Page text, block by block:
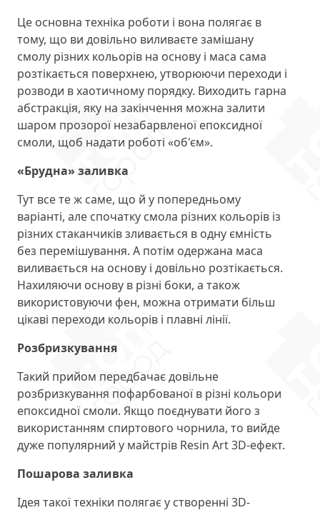
Це основна техніка роботи і вона полягає в
тому, що ви довільно виливаєте замішану
смолу різних кольорів на основу і маса сама
розтікається поверхнею, утворюючи переходи і
розводи в хаотичному порядку. Виходить гарна
абстракція, яку на закінчення можна залити
шаром прозорої незабарвленої епоксидної
смоли, щоб надати роботі «об'єм».
«Брудна» заливка
Тут все те ж саме, що й у попередньому
варіанті, але спочатку смола різних кольорів із
різних стаканчиків зливається в одну ємність
без перемішування. А потім одержана маса
виливається на основу і довільно розтікається.
Нахиляючи основу в різні боки, а також
використовуючи фен, можна отримати більш
цікаві переходи кольорів і плавні лінії.
Розбризкування
Такий прийом передбачає довільне
розбризкування пофарбованої в різні кольори
епоксидної смоли. Якщо поєднувати його з
використанням спиртового чорнила, то вийде
дуже популярний у майстрів Resin Art 3D-ефект.
Пошарова заливка
Ідея такої техніки полягає у створенні 3D-